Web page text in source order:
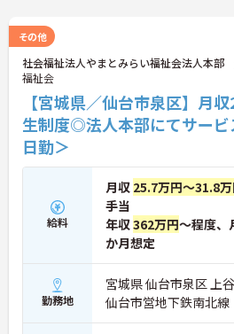
その他
社会福祉法人やまとみらい福祉会法人本部
福祉会
【宮城県／仙台市泉区】月
生制度◎法人本部にてサービ
日勤＞
給料
月収 25.7万円～31.8
手当
年収362万円～程度
か月想定
勤務地
宮城県 仙台市泉区 上
仙台市営地下鉄南北